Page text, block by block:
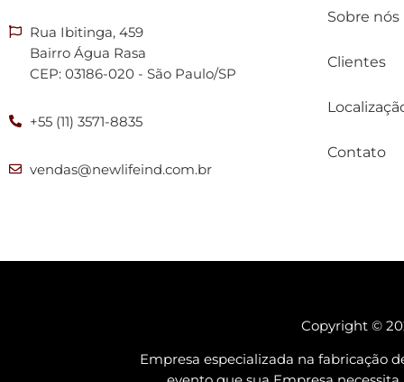
Rua Ibitinga, 459
Bairro Água Rasa
CEP: 03186-020 - São Paulo/SP
+55 (11) 3571-8835
vendas@newlifeind.com.br
Sobre nós
Clientes
Contato
Copyright ©
Empresa especializada na fabricação